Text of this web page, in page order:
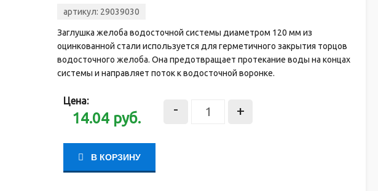
артикул: 29039030
Заглушка желоба водосточной системы диаметром 120 мм из
оцинкованной стали используется для герметичного закрытия торцов
водосточного желоба. Она предотвращает протекание воды на концах
системы и направляет поток к водосточной воронке.
Цена:
14.04 руб.
- +
В КОРЗИНУ